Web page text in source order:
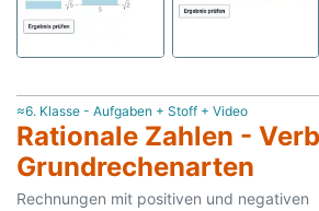
≈6. Klasse - Aufgaben + Stoff + Video
Rationale Zahlen -
Grundrechenarten
Rechnungen mit positiven und negativen